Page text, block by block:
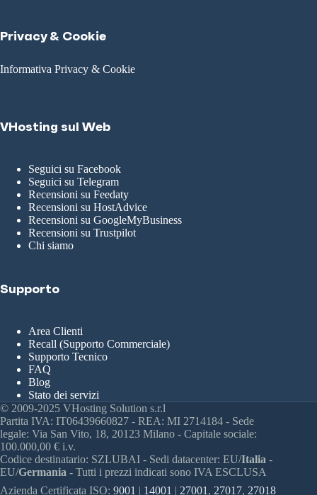
Privacy & Cookie
Informativa Privacy & Cookie
VHosting sul Web
Seguici su Facebook
Seguici su Telegram
Recensioni su Feedaty
Recensioni su HostAdvice
Recensioni su GoogleMyBusiness
Recensioni su Trustpilot
Chi siamo
Supporto
Area Clienti
Recall (Supporto Commerciale)
Supporto Tecnico
FAQ
Blog
Stato dei servizi
© 2009-2025 VHosting Solution s.r.l
Partita IVA: IT06439660827 - REA: MI 2714184 - Sede
legale: Via San Vito, 18, 20123 Milano - Capitale sociale:
100.000,00 € i.v.
Codice destinatario: SZLUBAI - Sedi datacenter: EU/Italia -
EU/Germania - Tutti i prezzi indicati sono IVA ESCLUSA
Azienda Certificata ISO: 9001 | 14001 | 27001 , 27017, 27018